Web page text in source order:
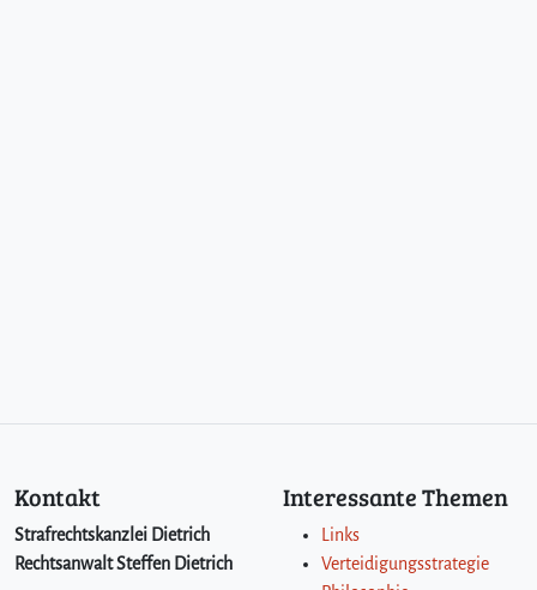
Kontakt
Strafrechtskanzlei Dietrich
Rechtsanwalt Steffen Dietrich
Interessante Themen
Links
Verteidigungsstrategie